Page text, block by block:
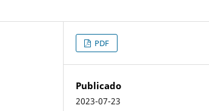
PDF
Publicado
2023-07-23